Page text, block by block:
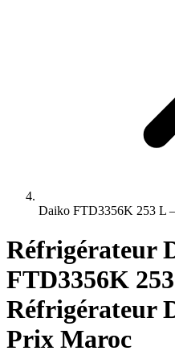
Daiko FTD3356K 253 L
Réfrigérateur
FTD3356K
Réfrigérateur
Prix Maroc